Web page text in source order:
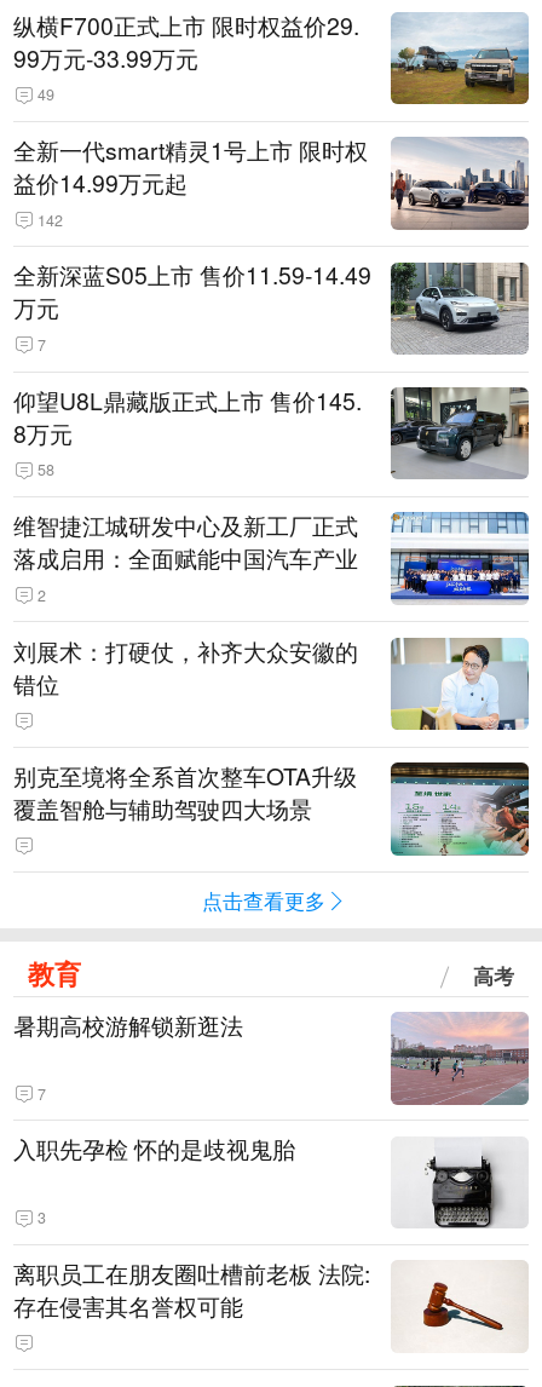
纵横F700正式上市 限时权益价29.
99万元-33.99万元
49
全新一代smart精灵1号上市 限时权
益价14.99万元起
142
全新深蓝S05上市 售价11.59-14.49
万元
7
仰望U8L鼎藏版正式上市 售价145.
8万元
58
维智捷江城研发中心及新工厂正式
落成启用：全面赋能中国汽车产业
2
刘展术：打硬仗，补齐大众安徽的
错位
别克至境将全系首次整车OTA升级
覆盖智舱与辅助驾驶四大场景
点击查看更多
教育 高考
暑期高校游解锁新逛法
7
入职先孕检 怀的是歧视鬼胎
3
离职员工在朋友圈吐槽前老板 法院:
存在侵害其名誉权可能